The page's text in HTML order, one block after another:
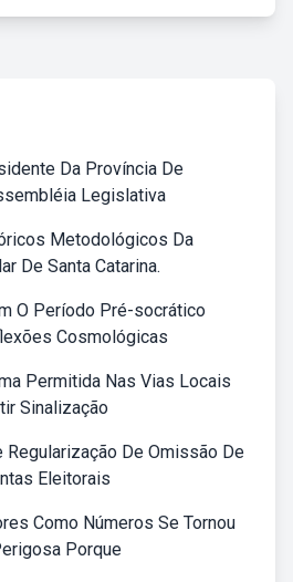
Da Província De
Legislativa
Metodológicos Da
De Santa Catarina.
O Período Pré-socrático
Cosmológicas
Permitida Nas Vias Locais
Sinalização
Regularização De Omissão De
Eleitorais
Como Números Se Tornou
Porque